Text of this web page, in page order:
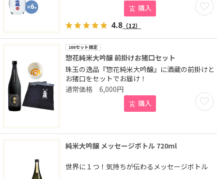
購入
4.8 （12）
100セット限定
惣花純米大吟醸 前掛けお猪口セット
珠玉の逸品『惣花純米大吟醸』に酒蔵の前掛けと
お猪口をセットでお届け！
お気
6,000円
購入
純米大吟醸 メッセージボトル 720ml
世界に１つ！気持ちが伝わるメッセージボトル